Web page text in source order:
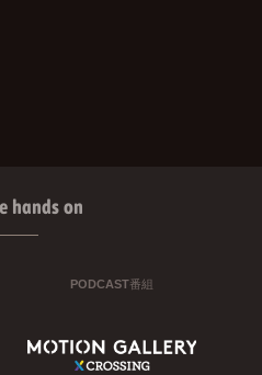
hands on
PODCAST番組